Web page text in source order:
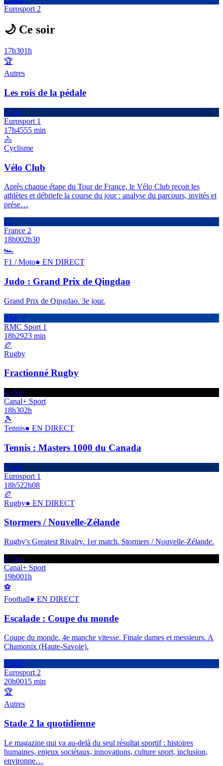
Eurosport 2
🌙 Ce soir
17h301h
🏆
Autres
Les rois de la pédale
Euro1
Eurosport 1
17h4555 min
🚴
Cyclisme
Vélo Club
Après chaque étape du Tour de France, le Vélo Club reçoit les
athlètes et débriefe la course du jour : analyse du parcours, invités et
prése…
F2
France 2
18h002h30
🏎️
F1 / Moto● EN DIRECT
Judo : Grand Prix de Qingdao
Grand Prix de Qingdao. 3e jour.
RMC1
RMC Sport 1
18h2923 min
🏉
Rugby
Fractionné Rugby
C+Spt
Canal+ Sport
18h302h
🎾
Tennis● EN DIRECT
Tennis : Masters 1000 du Canada
Euro1
Eurosport 1
18h522h08
🏉
Rugby● EN DIRECT
Stormers / Nouvelle-Zélande
Rugby's Greatest Rivalry. 1er match. Stormers / Nouvelle-Zélande.
C+Spt
Canal+ Sport
19h001h
⚽
Football● EN DIRECT
Escalade : Coupe du monde
Coupe du monde. 4e manche vitesse. Finale dames et messieurs. A
Chamonix (Haute-Savoie).
Euro2
Eurosport 2
20h0015 min
🏆
Autres
Stade 2 la quotidienne
Le magazine qui va au-delà du seul résultat sportif : histoires
humaines, enjeux sociétaux, innovations, culture sport, inclusion,
environne…